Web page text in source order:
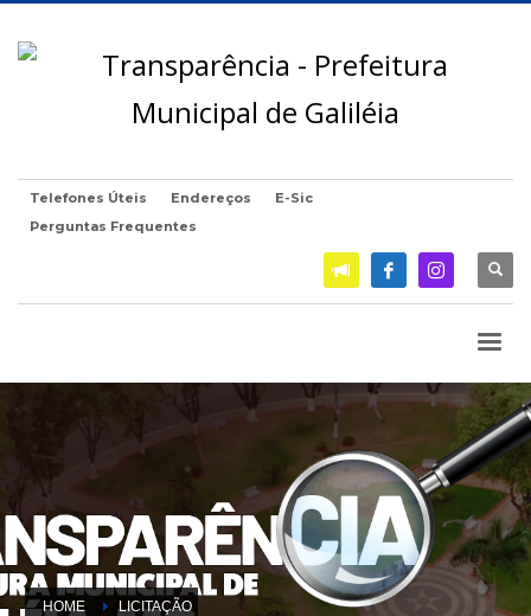
Telefones Úteis Endereços
E-Sic
Perguntas Frequentes
HOME LICITAÇÃO